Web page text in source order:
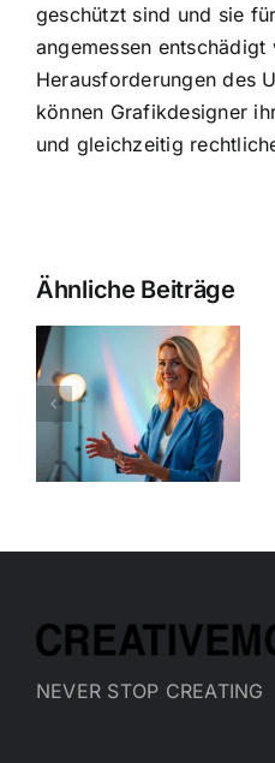
geschützt sind und sie
angemessen
Herausforderungen des
können Grafikdesigner
und gleichzeitig
Ähnliche Beiträge
Ratgeber –
Copy
NEVER STOP CREATING